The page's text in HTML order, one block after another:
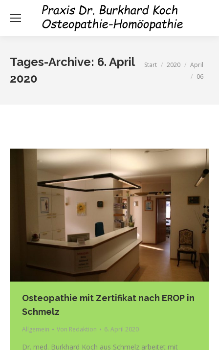
Tages-Archive: 6. April
2020
Sie befinden sich hier:
Start 2020
April
06
Osteopathie mit Zertifikat nach EROP in
Schmelz
Allgemein Von Redaktion 6. April 2020
Dr. med. Burkhard Koch aus Schmelz arbeitet mit